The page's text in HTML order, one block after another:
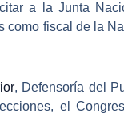
a la Junta
como fiscal de la
, Defensoría del
el